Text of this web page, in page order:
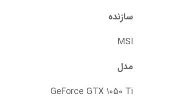
سازنده
MSI
مدل
GeForce GTX 1050 Ti